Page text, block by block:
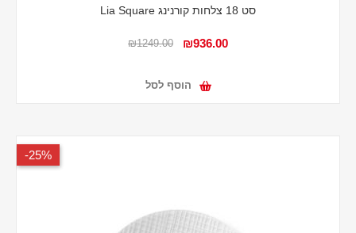
סט 18 צלחות קורנינג Lia Square
₪936.00
₪1249.00
הוסף לסל
25%-